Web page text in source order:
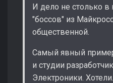
И дело не столько
"боссов" из
общественной.
Самый явный
и студии
Электроники.